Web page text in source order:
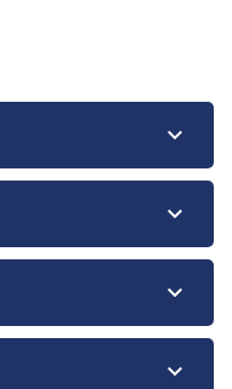



